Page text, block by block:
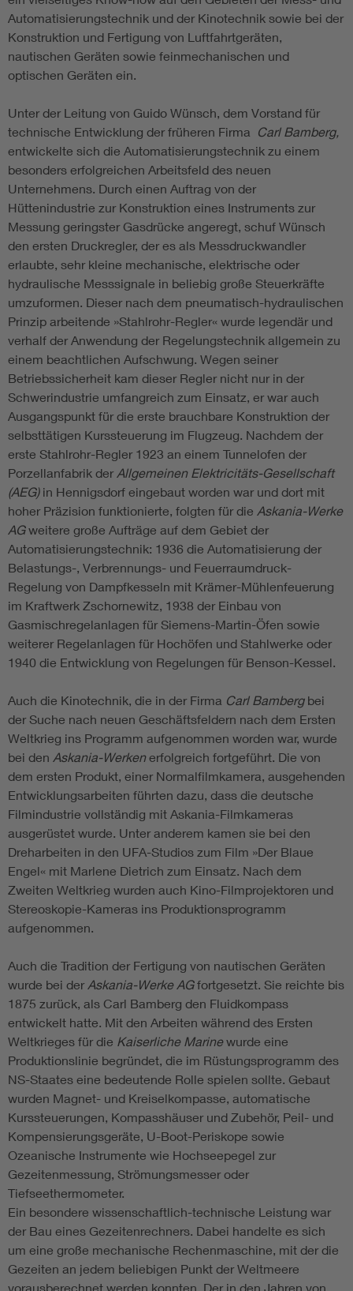
Automatisierungstechnik und der Kinotechnik sowie bei der
Konstruktion und Fertigung von Luftfahrtgeräten,
nautischen Geräten sowie feinmechanischen und
optischen Geräten ein.
Unter der Leitung von Guido Wünsch, dem Vorstand für
technische Entwicklung der früheren Firma Carl Bamberg,
entwickelte sich die Automatisierungstechnik zu einem
besonders erfolgreichen Arbeitsfeld des neuen
Unternehmens. Durch einen Auftrag von der
Hüttenindustrie zur Konstruktion eines Instruments zur
Messung geringster Gasdrücke angeregt, schuf Wünsch
den ersten Druckregler, der es als Messdruckwandler
erlaubte, sehr kleine mechanische, elektrische oder
hydraulische Messsignale in beliebig große Steuerkräfte
umzuformen. Dieser nach dem pneumatisch-hydraulischen
Prinzip arbeitende »Stahlrohr-Regler« wurde legendär und
verhalf der Anwendung der Regelungstechnik allgemein zu
einem beachtlichen Aufschwung. Wegen seiner
Betriebssicherheit kam dieser Regler nicht nur in der
Schwerindustrie umfangreich zum Einsatz, er war auch
Ausgangspunkt für die erste brauchbare Konstruktion der
selbsttätigen Kurssteuerung im Flugzeug. Nachdem der
erste Stahlrohr-Regler 1923 an einem Tunnelofen der
Porzellanfabrik der Allgemeinen Elektricitäts-Gesellschaft
(AEG)in Hennigsdorf eingebaut worden war und dort mit
hoher Präzision funktionierte, folgten für die Askania-Werke
AGweitere große Aufträge auf dem Gebiet der
Automatisierungstechnik: 1936 die Automatisierung der
Belastungs-, Verbrennungs- und Feuerraumdruck-
Regelung von Dampfkesseln mit Krämer-Mühlenfeuerung
im Kraftwerk Zschornewitz, 1938 der Einbau von
Gasmischregelanlagen für Siemens-Martin-Öfen sowie
weiterer Regelanlagen für Hochöfen und Stahlwerke oder
1940 die Entwicklung von Regelungen für Benson-Kessel.
Auch die Kinotechnik, die in der Firma Carl Bambergbei
der Suche nach neuen Geschäftsfeldern nach dem Ersten
Weltkrieg ins Programm aufgenommen worden war, wurde
bei den Askania-Werkenerfolgreich fortgeführt. Die von
dem ersten Produkt, einer Normalfilmkamera, ausgehenden
Entwicklungsarbeiten führten dazu, dass die deutsche
Filmindustrie vollständig mit Askania-Filmkameras
ausgerüstet wurde. Unter anderem kamen sie bei den
Dreharbeiten in den UFA-Studios zum Film »Der Blaue
Engel« mit Marlene Dietrich zum Einsatz. Nach dem
Zweiten Weltkrieg wurden auch Kino-Filmprojektoren und
Stereoskopie-Kameras ins Produktionsprogramm
aufgenommen.
Auch die Tradition der Fertigung von nautischen Geräten
wurde bei der Askania-Werke AGfortgesetzt. Sie reichte bis
1875 zurück, als Carl Bamberg den Fluidkompass
entwickelt hatte. Mit den Arbeiten während des Ersten
Weltkrieges für die Kaiserliche Marinewurde eine
Produktionslinie begründet, die im Rüstungsprogramm des
NS-Staates eine bedeutende Rolle spielen sollte. Gebaut
wurden Magnet- und Kreiselkompasse, automatische
Kurssteuerungen, Kompasshäuser und Zubehör, Peil- und
Kompensierungsgeräte, U-Boot-Periskope sowie
Ozeanische Instrumente wie Hochseepegel zur
Gezeitenmessung, Strömungsmesser oder
Tiefseethermometer.
Ein besondere wissenschaftlich-technische Leistung war
der Bau eines Gezeitenrechners. Dabei handelte es sich
um eine große mechanische Rechenmaschine, mit der die
Gezeiten an jedem beliebigen Punkt der Weltmeere
vorausberechnet werden konnten. Der in den Jahren von